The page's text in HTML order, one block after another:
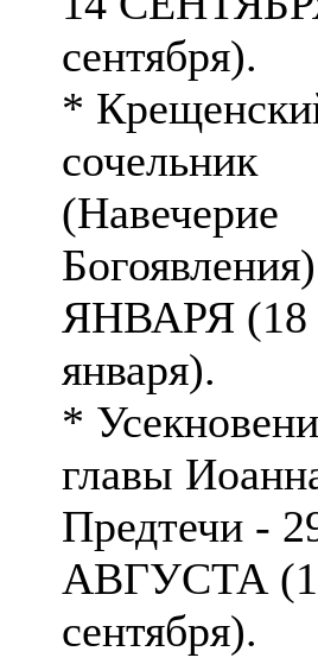
сентября).
*
сочельник
(Навечерие
ЯНВАРЯ (18
января).
*
главы
Предтечи -
АВГУСТА
сентября).